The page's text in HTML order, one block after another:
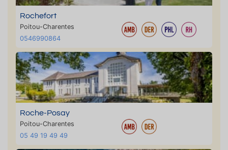
Rochefort
Poitou-Charentes
0546990864
Roche-Posay
Poitou-Charentes
05 49 19 49 49